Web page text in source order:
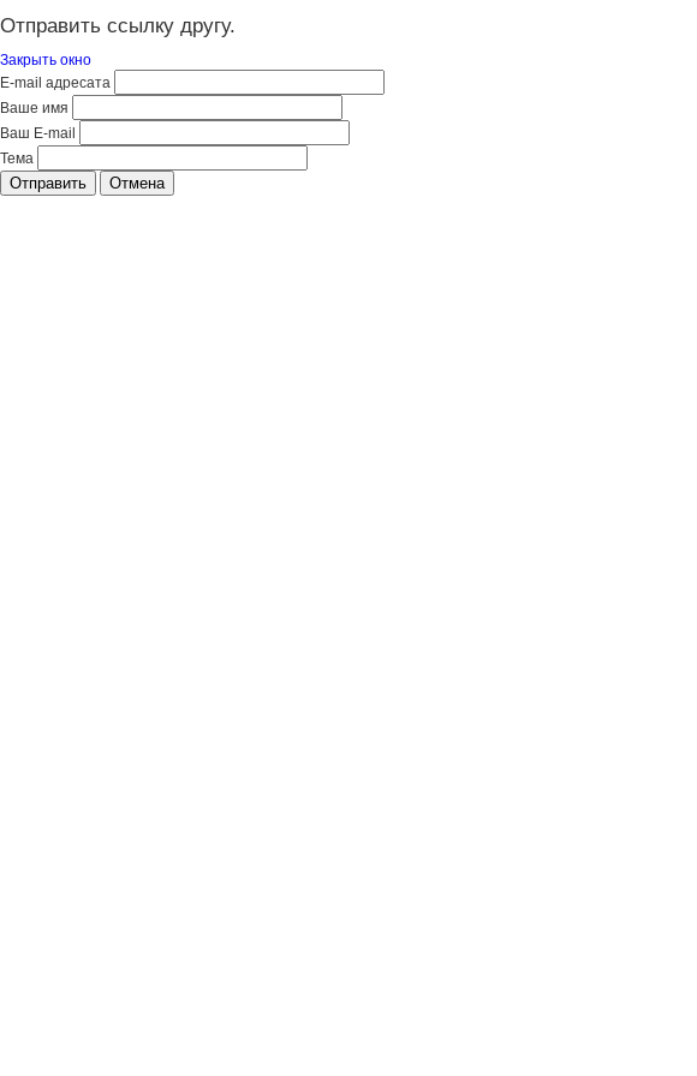
Отправить ссылку другу.
Закрыть окно
E-mail адресата
Ваше имя
Ваш E-mail
Тема
Отправить Отмена